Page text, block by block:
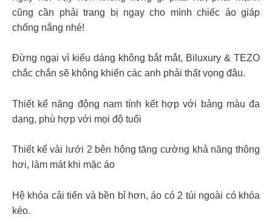
cũng cần phải trang bị ngay cho mình chiếc áo giáp
chống nắng nhé!
Đừng ngại vì kiểu dáng không bắt mắt, Biluxury & TEZO
chắc chắn sẽ không khiến các anh phải thất vọng đâu.
Thiết kế năng động nam tính kết hợp với bảng màu đa
dạng, phù hợp với mọi độ tuổi
Thiết kế vải lưới 2 bên hông tăng cường khả năng thông
hơi, làm mát khi mặc áo
Hệ khóa cải tiến và bền bỉ hơn, áo có 2 túi ngoài có khóa
kéo.